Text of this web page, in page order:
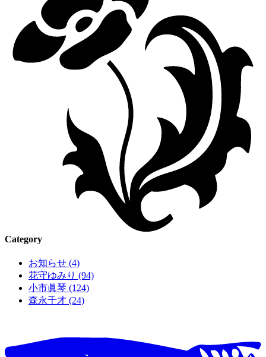
Category
お知らせ (4)
花守ゆみり (94)
小市眞琴 (124)
森永千才 (24)